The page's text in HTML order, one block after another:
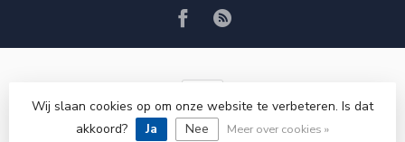
© Copyright 2026 VRSPLUS
Wij slaan cookies op om onze website te verbeteren. Is dat
akkoord?
Ja Nee Meer over cookies »